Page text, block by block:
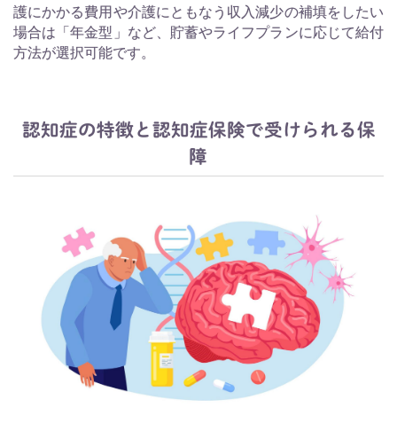
護にかかる費用や介護にともなう収入減少の補填をしたい
場合は「年金型」など、貯蓄やライフプランに応じて給付
方法が選択可能です。
認知症の特徴と認知症保険で受けられる保
障